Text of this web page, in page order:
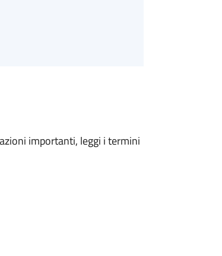
importanti, leggi i termini